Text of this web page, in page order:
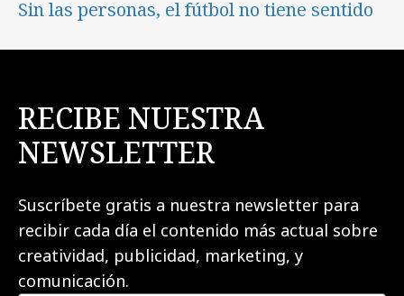
Sin las personas, el fútbol no tiene sentido
RECIBE NUESTRA
NEWSLETTER
Suscríbete gratis a nuestra newsletter para
recibir cada día el contenido más actual sobre
creatividad, publicidad, marketing, y
comunicación.